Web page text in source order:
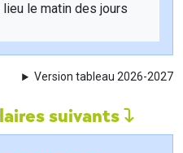
lieu le matin des jours
Version tableau 2026-2027
suivants